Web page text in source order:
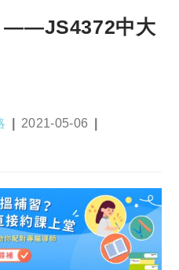
——JS4372中大
Post
2021-05-06